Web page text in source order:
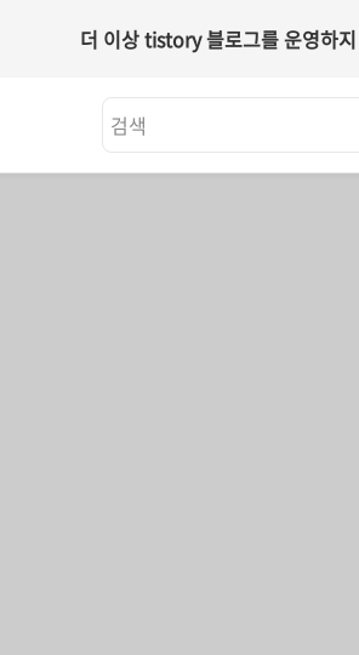
더 이상 tistory 블로그를 운영하